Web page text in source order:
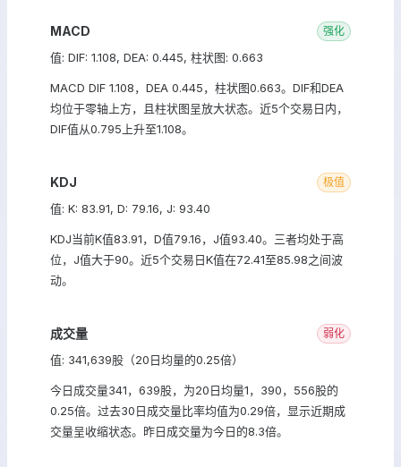
MACD 强化
值: DIF: 1.108, DEA: 0.445, 柱状图: 0.663
MACD DIF 1.108，DEA 0.445，柱状图0.663。DIF和DEA
均位于零轴上方，且柱状图呈放大状态。近5个交易日内，
DIF值从0.795上升至1.108。
KDJ 极值
值: K: 83.91, D: 79.16, J: 93.40
KDJ当前K值83.91，D值79.16，J值93.40。三者均处于高
位，J值大于90。近5个交易日K值在72.41至85.98之间波
动。
成交量 弱化
值: 341,639股（20日均量的0.25倍）
今日成交量341，639股，为20日均量1，390，556股的
0.25倍。过去30日成交量比率均值为0.29倍，显示近期成
交量呈收缩状态。昨日成交量为今日的8.3倍。